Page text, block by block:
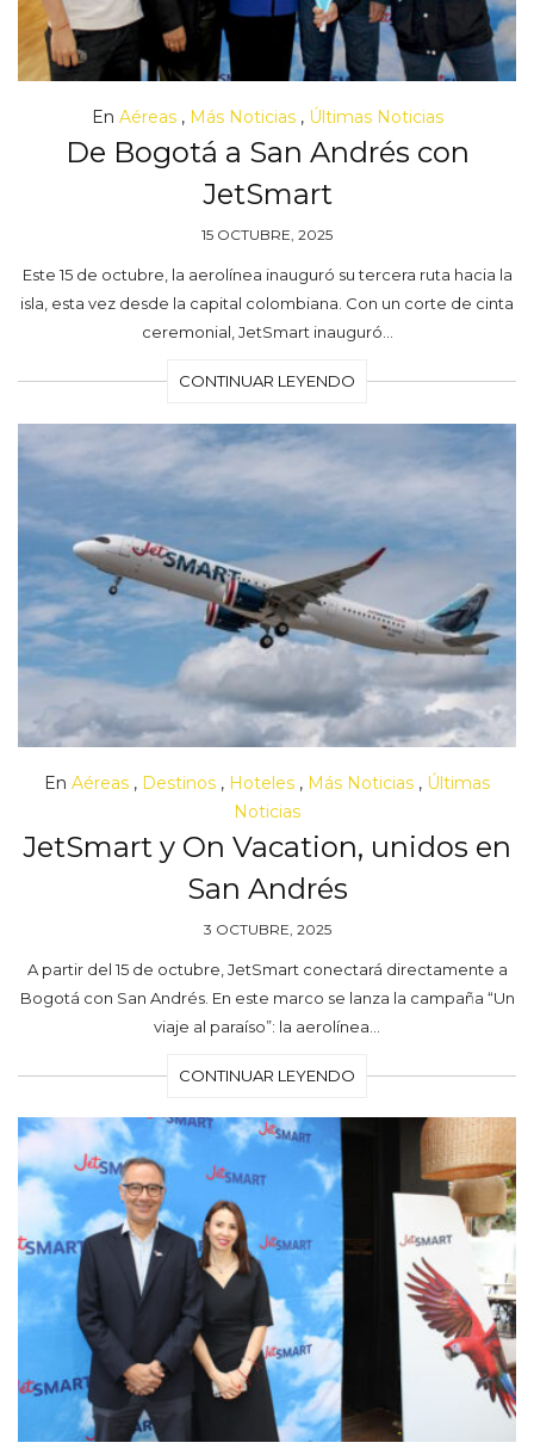
En Aéreas, Más Noticias, Últimas Noticias
De Bogotá a San Andrés con
JetSmart
15 OCTUBRE, 2025
Este 15 de octubre, la aerolínea inauguró su tercera ruta hacia la
isla, esta vez desde la capital colombiana. Con un corte de cinta
ceremonial, JetSmart inauguró…
CONTINUAR LEYENDO
En Aéreas , Destinos , Hoteles , Más Noticias , Últimas
Noticias
JetSmart y On Vacation, unidos en
San Andrés
3 OCTUBRE, 2025
A partir del 15 de octubre, JetSmart conectará directamente a
Bogotá con San Andrés. En este marco se lanza la campaña “Un
viaje al paraíso”: la aerolínea…
CONTINUAR LEYENDO